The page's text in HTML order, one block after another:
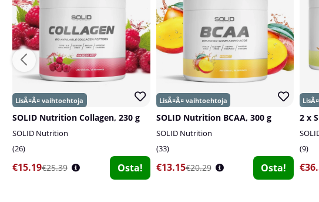
SOLID Nutrition Collagen, 230 g
SOLID Nutrition
26
€15.19€25.39 Osta!
SOLID Nutrition BCAA, 300 g
SOLID Nutrition
33
€13.15€20.29 Osta!
2 x
9